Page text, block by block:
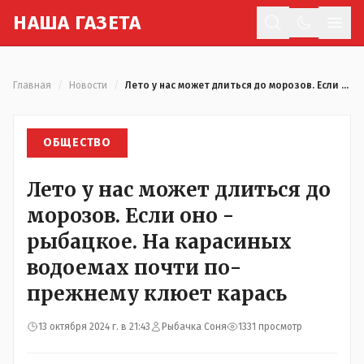
НАША ГАЗЕТА
Главная Новости Лето у нас может длиться до морозов. Если оно - рыбацкое. На карасиных водоемах почти по-прежнему клюет карась
ОБЩЕСТВО
Лето у нас может длиться до
морозов. Если оно -
рыбацкое. На карасиных
водоемах почти по-
прежнему клюет карась
13 октября 2024 г. в 21:43 Рыбачка Соня 1331 просмотр